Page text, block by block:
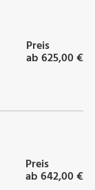
Preis
ab 625,00 €
Preis
ab 642,00 €